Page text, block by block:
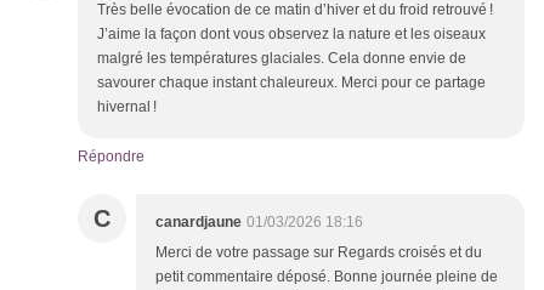
Très belle évocation de ce matin d’hiver et du froid retrouvé !
J’aime la façon dont vous observez la nature et les oiseaux
malgré les températures glaciales. Cela donne envie de
savourer chaque instant chaleureux. Merci pour ce partage
hivernal !
Répondre
C canardjaune 01/03/2026 18:16
Merci de votre passage sur Regards croisés et du
petit commentaire déposé. Bonne journée pleine de